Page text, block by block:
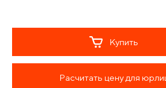
Купить
Расчитать цену для